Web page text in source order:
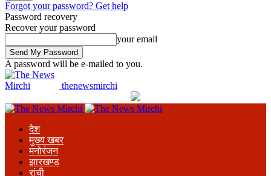
Forgot your password? Get help
Password recovery
Recover your password
your email
A password will be e-mailed to you.
thenewsmirchi
देश
मुख्य खबर
मनोरंजन
झारखण्ड
रांची